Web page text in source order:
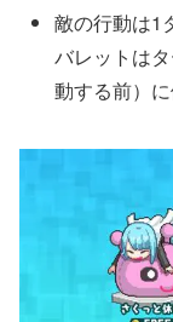
敵の行動は1
バレットは
動する前）